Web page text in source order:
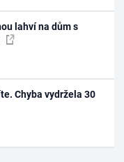
lahví na dům s
Chyba vydržela 30